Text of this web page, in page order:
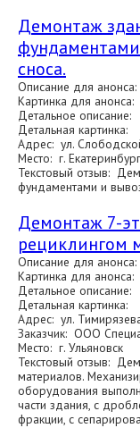
Демонтаж
сноса.
Описание для анонса:
Картинка для анонса:
Детальное описание:
Детальная картинка:
Адрес: ул.
Место: г. Екатеринбург
Текстовый отзыв:
фундаментами и
Демонтаж 7-
рециклингом
Описание для анонса:
Картинка для анонса:
Детальное описание:
Детальная картинка:
Адрес: ул.
Заказчик: ООО
Место: г. Ульяновск
Текстовый отзыв:
материалов.
оборудования
части здания, с
фракции, с